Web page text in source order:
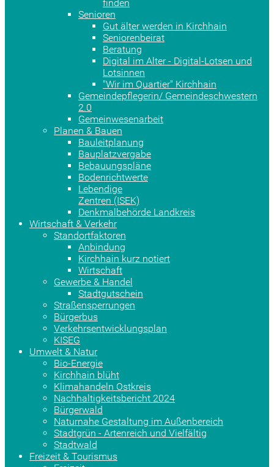
finden
Senioren
Gut älter werden in Kirchhain
Seniorenbeirat
Beratung
Digital im Alter - Digital-Lotsen und
Lotsinnen
"Wir im Quartier" Kirchhain
Gemeindepflegerin/ Gemeindeschwestern
2.0
Gemeinwesenarbeit
Planen & Bauen
Bauleitplanung
Bauplatzvergabe
Bebauungspläne
Bodenrichtwerte
Lebendige
Zentren (ISEK)
Denkmalbehörde Landkreis
Wirtschaft & Verkehr
Standortfaktoren
Anbindung
Kirchhain kurz notiert
Wirtschaft
Gewerbe & Handel
Stadtgutschein
Straßensperrungen
Bürgerbus
Verkehrsentwicklungsplan
KISEG
Umwelt & Natur
Bio-Energie
Kirchhain blüht
Klimahandeln Ostkreis
Nachhaltigkeitsbericht 2024
Bürgerwald
Naturnahe Gestaltung im Außenbereich
Stadtgrün - Artenreich und Vielfältig
Stadtwald
Freizeit & Tourismus